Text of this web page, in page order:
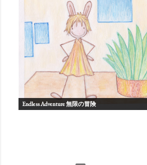
Endless Adventure 無限の冒険